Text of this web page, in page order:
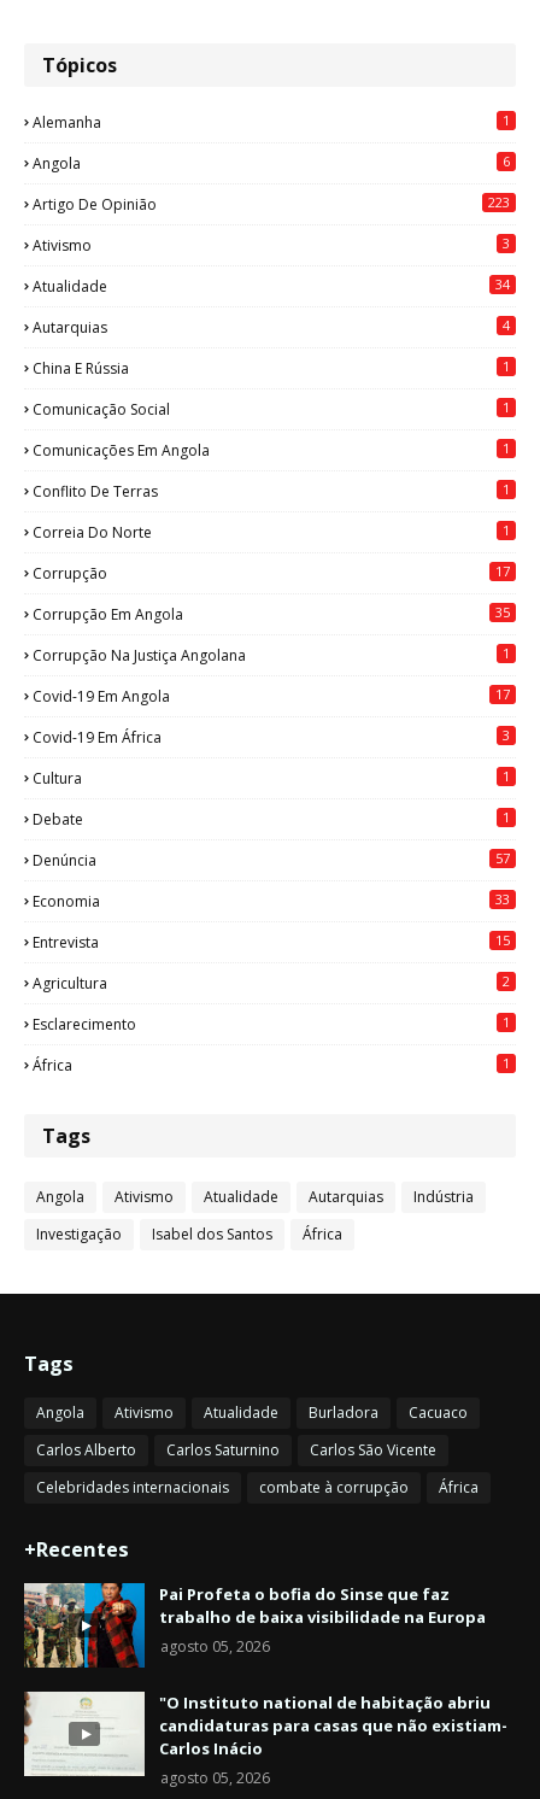
Tópicos
Alemanha 1
Angola 6
Artigo De Opinião 223
Ativismo 3
Atualidade 34
Autarquias 4
China E Rússia 1
Comunicação Social 1
Comunicações Em Angola 1
Conflito De Terras 1
Correia Do Norte 1
Corrupção 17
Corrupção Em Angola 35
Corrupção Na Justiça Angolana 1
Covid-19 Em Angola 17
Covid-19 Em África 3
Cultura 1
Debate 1
Denúncia 57
Economia 33
Entrevista 15
Agricultura 2
Esclarecimento 1
África 1
Tags
Angola Ativismo Atualidade Autarquias
Indústria
Investigação
Isabel dos Santos África
Tags
Angola Ativismo Atualidade Burladora
Cacuaco
Carlos Alberto
Carlos Saturnino
Carlos São Vicente
Celebridades internacionais
combate à corrupção África
+Recentes
Pai Profeta o bofia do Sinse que faz
trabalho de baixa visibilidade na Europa
agosto 05, 2026
"O Instituto national de habitação abriu
candidaturas para casas que não existiam-
Carlos Inácio
agosto 05, 2026